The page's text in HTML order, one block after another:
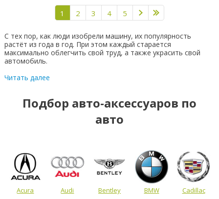
1 2 3 4 5
С тех пор, как люди изобрели машину, их популярность
растёт из года в год. При этом каждый старается
максимально облегчить свой труд, а также украсить свой
автомобиль.
Читать далее
Подбор авто-аксессуаров по
авто
Acura Audi Bentley BMW Cadillac